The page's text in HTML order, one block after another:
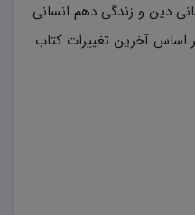
دین و زندگی دهم انسانی
اساس آخرین تغییرات کتاب